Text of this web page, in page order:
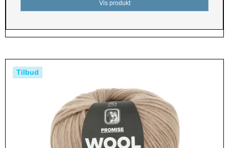
Vis produkt
Tilbud